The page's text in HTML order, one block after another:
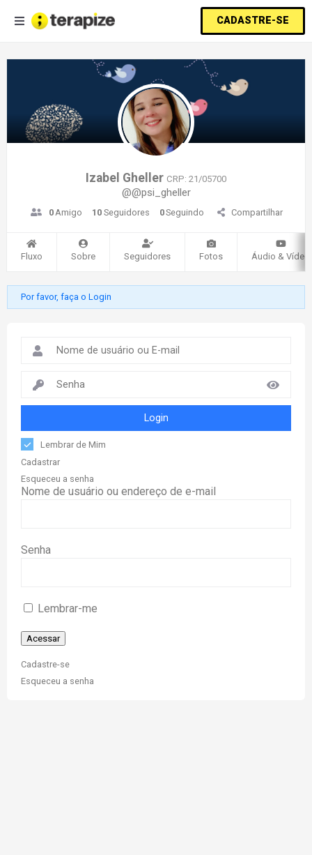
CADASTRE-SE
Izabel Gheller CRP: 21/05700
@@psi_gheller
0Amigo 10 Seguidores 0Seguindo Compartilhar
Fluxo Sobre Seguidores Fotos Áudio & Vídeo
Por favor, faça o Login
Login
Lembrar de Mim
Cadastrar
Esqueceu a senha
Nome de usuário ou endereço de e-mail
Senha
Lembrar-me
Cadastre-se
Esqueceu a senha